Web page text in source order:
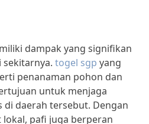
dampak yang signifikan
togel sgp yang
penanaman pohon dan
untuk menjaga
di daerah tersebut. Dengan
pafi juga berperan